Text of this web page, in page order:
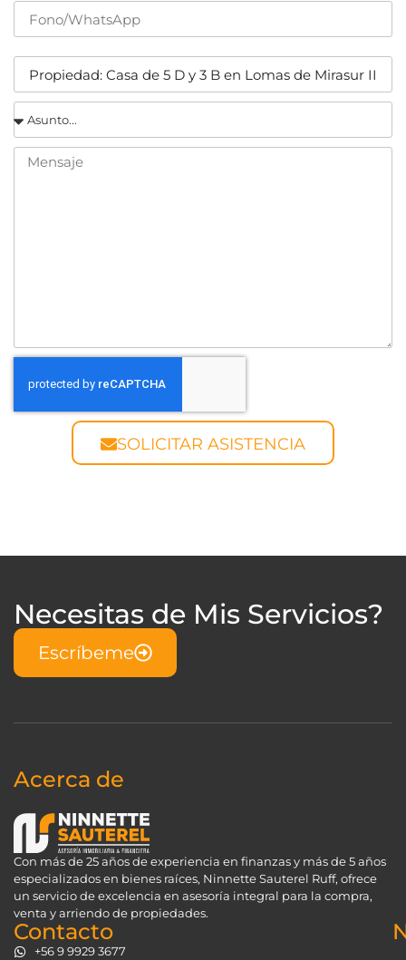
SOLICITAR ASISTENCIA
Necesitas de Mis Servicios?
Escríbeme
Acerca de
Con más de 25 años de experiencia en finanzas y más de 5 años
especializados en bienes raíces, Ninnette Sauterel Ruff, ofrece
un servicio de excelencia en asesoría integral para la compra,
venta y arriendo de propiedades.
Contacto
+56 9 9929 3677